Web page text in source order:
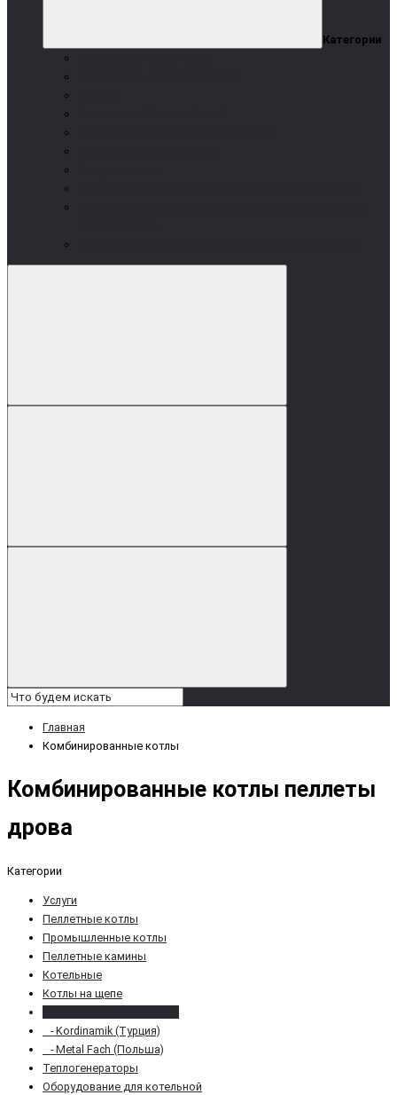
Категории
Главная
Комбинированные котлы
Комбинированные котлы пеллеты
дрова
Категории
Услуги
Пеллетные котлы
Промышленные котлы
Пеллетные камины
Котельные
Котлы на щепе
- Kordinamik (Турция)
- Metal Fach (Польша)
Теплогенераторы
Оборудование для котельной